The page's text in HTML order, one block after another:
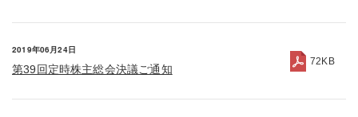
2019年06月24日
第39回定時株主総会決議ご通知
72KB